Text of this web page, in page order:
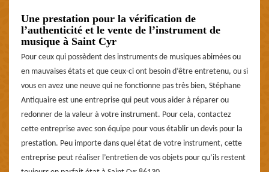
Une prestation pour la vérification de
l’authenticité et le vente de l’instrument de
musique à Saint Cyr
Pour ceux qui possèdent des instruments de musiques abimées ou
en mauvaises états et que ceux-ci ont besoin d’être entretenu, ou si
vous en avez une neuve qui ne fonctionne pas très bien, Stéphane
Antiquaire est une entreprise qui peut vous aider à réparer ou
redonner de la valeur à votre instrument. Pour cela, contactez
cette entreprise avec son équipe pour vous établir un devis pour la
prestation. Peu importe dans quel état de votre instrument, cette
entreprise peut réaliser l’entretien de vos objets pour qu’ils restent